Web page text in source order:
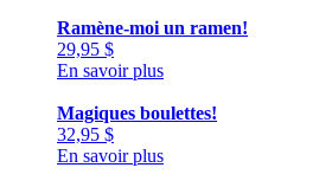
Ramène-moi un ramen!
29,95 $
En savoir plus
Magiques boulettes!
32,95 $
En savoir plus